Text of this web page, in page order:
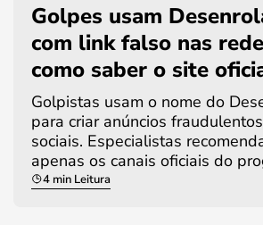
Golpes usam
com link falso nas
como saber o site
Golpistas usam o nome do
para criar anúncios
sociais. Especialistas
apenas os canais oficiais do
4 min Leitura